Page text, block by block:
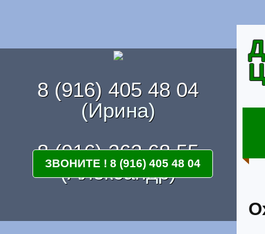
8 (916) 405 48 04
(Ирина)
8 (916) 262 68 55
(Александр)
ЗВОНИТЕ ! 8 (916) 405 48 04